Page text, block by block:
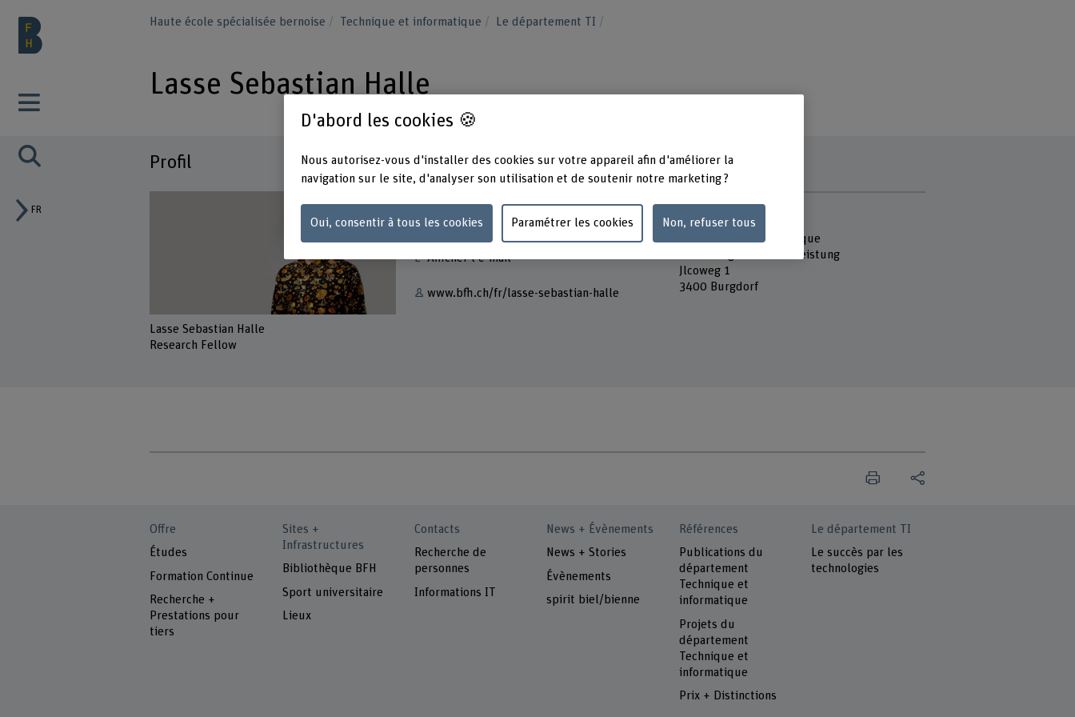
FR
Haute école spécialisée bernoise Technique et informatique Le département TI
Lasse Sebastian Halle
Profil
Lasse Sebastian Halle
Research Fellow
Contact
Afficher l'e-mail
www.bfh.ch/fr/lasse-sebastian-halle
Adresse
Berner Fachhochschule
Technique et informatique
Forschung und Dienstleistung
Jlcoweg 1
3400 Burgdorf
Offre
Études
Formation Continue
Recherche +
Prestations pour
tiers
Sites +
Infrastructures
Bibliothèque BFH
Sport universitaire
Lieux
Contacts
Recherche de
personnes
Informations IT
News + Évènements
News + Stories
Évènements
spirit biel/bienne
Références
Publications du
département
Technique et
informatique
Projets du
département
Technique et
informatique
Prix + Distinctions
Le département TI
Le succès par les
technologies
D'abord les cookies 🍪
Nous autorisez-vous d'installer des cookies sur votre appareil afin d'améliorer la
navigation sur le site, d'analyser son utilisation et de soutenir notre marketing ?
Oui, consentir à tous les cookies Paramétrer les cookies Non, refuser tous